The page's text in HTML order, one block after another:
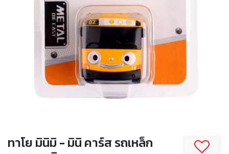
ทาโย มินิมิ - มินิ คาร์ส รถเหล็ก